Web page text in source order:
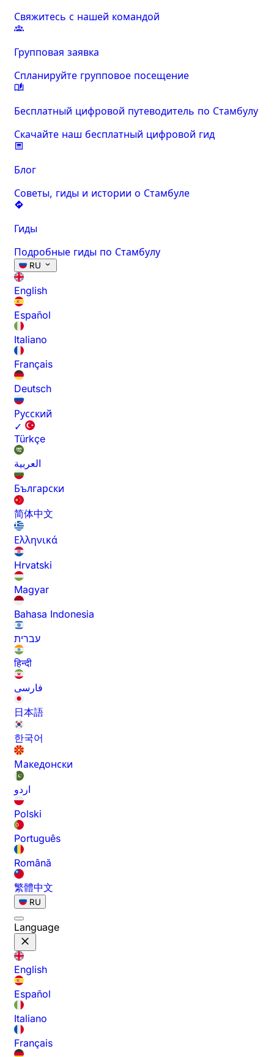
Свяжитесь с нашей командой
Групповая заявка
Спланируйте групповое посещение
Бесплатный цифровой путеводитель по Стамбулу
Скачайте наш бесплатный цифровой гид
Блог
Советы, гиды и истории о Стамбуле
Гиды
Подробные гиды по Стамбулу
RU
English
Español
Italiano
Français
Deutsch
Русский
✓
Türkçe
العربية
Български
简体中文
Ελληνικά
Hrvatski
Magyar
Bahasa Indonesia
עברית
हिन्दी
فارسی
日本語
한국어
Македонски
اردو
Polski
Português
Română
繁體中文
RU
Language
English
Español
Italiano
Français